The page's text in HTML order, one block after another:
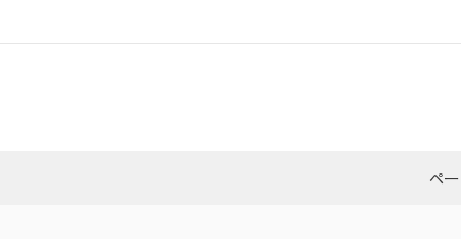
ダウンロードはこちらペ